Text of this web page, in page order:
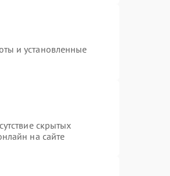
и установленные
скрытых
на сайте